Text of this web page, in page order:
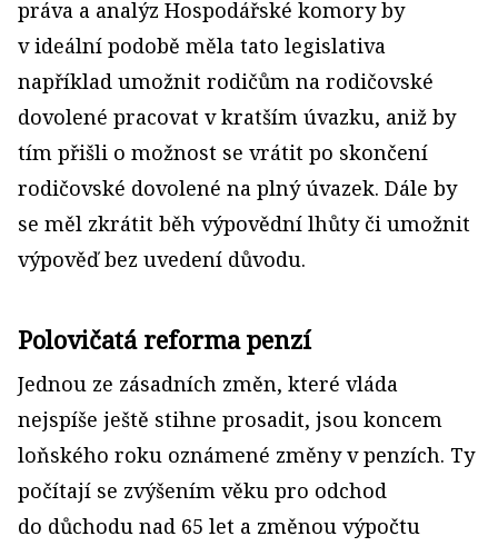
práva a analýz Hospodářské komory by
v ideální podobě měla tato legislativa
například umožnit rodičům na rodičovské
dovolené pracovat v kratším úvazku, aniž by
tím přišli o možnost se vrátit po skončení
rodičovské dovolené na plný úvazek. Dále by
se měl zkrátit běh výpovědní lhůty či umožnit
výpověď bez uvedení důvodu.
Polovičatá reforma penzí
Jednou ze zásadních změn, které vláda
nejspíše ještě stihne prosadit, jsou koncem
loňského roku oznámené změny v penzích. Ty
počítají se zvýšením věku pro odchod
do důchodu nad 65 let a změnou výpočtu